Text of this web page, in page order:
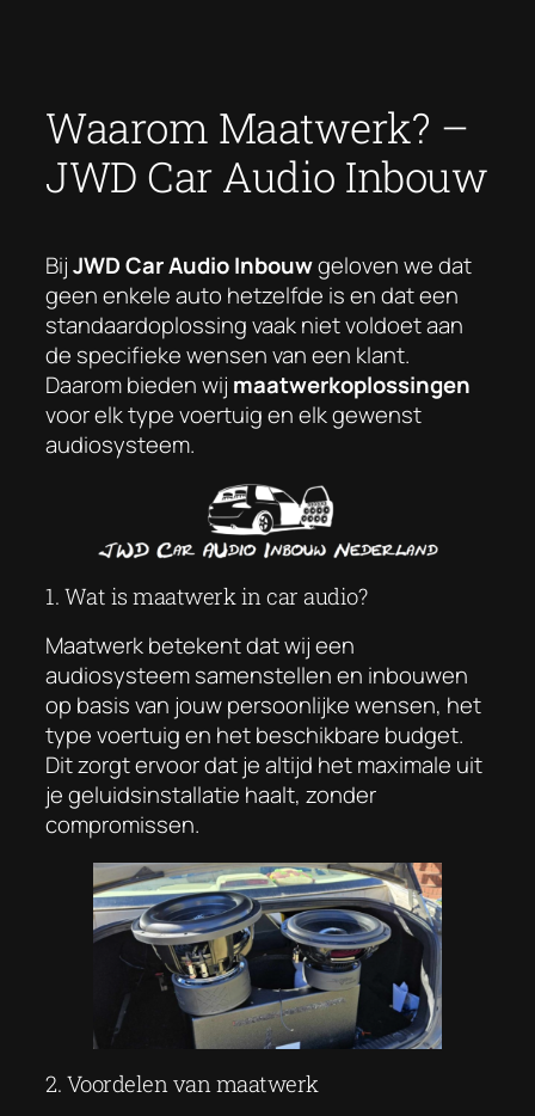
inhoud
Waarom Maatwerk? –
JWD Car Audio Inbouw
BijJWD Car Audio Inbouwgeloven we dat
geen enkele auto hetzelfde is en dat een
standaardoplossing vaak niet voldoet aan
de specifieke wensen van een klant.
Daarom bieden wij maatwerkoplossingen
voor elk type voertuig en elk gewenst
audiosysteem.
1. Wat is maatwerk in car audio?
Maatwerk betekent dat wij een
audiosysteem samenstellen en inbouwen
op basis van jouw persoonlijke wensen, het
type voertuig en het beschikbare budget.
Dit zorgt ervoor dat je altijd het maximale uit
je geluidsinstallatie haalt, zonder
compromissen.
2. Voordelen van maatwerk